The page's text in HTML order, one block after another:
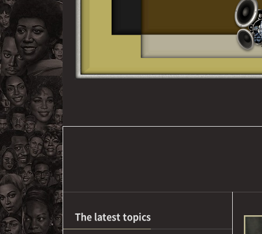
The latest topics